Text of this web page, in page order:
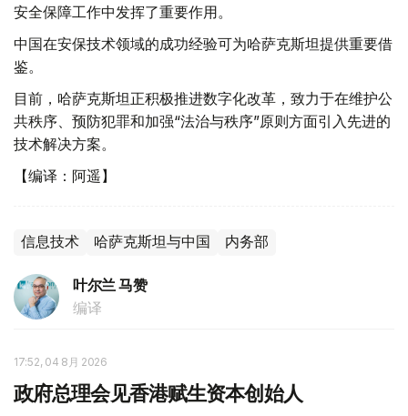
安全保障工作中发挥了重要作用。
中国在安保技术领域的成功经验可为哈萨克斯坦提供重要借
鉴。
目前，哈萨克斯坦正积极推进数字化改革，致力于在维护公
共秩序、预防犯罪和加强“法治与秩序”原则方面引入先进的
技术解决方案。
【编译：阿遥】
信息技术 哈萨克斯坦与中国 内务部
叶尔兰 马赞
编译
17:52, 04 8月 2026
政府总理会见香港赋生资本创始人